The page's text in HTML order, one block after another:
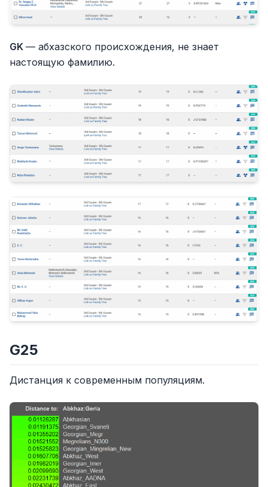
GK — абхазского происхождения, не знает
настоящую фамилию.
G25
Дистанция к современным популяциям.